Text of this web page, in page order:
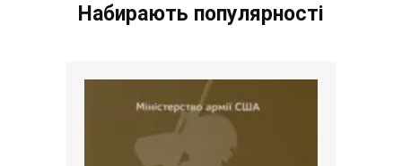
Набирають популярності